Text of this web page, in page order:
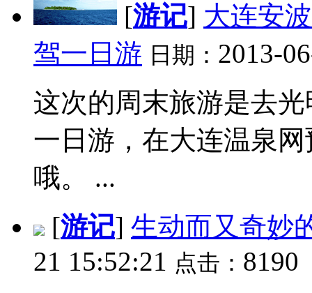
[游记] 大连安
驾一日游 日期： 2013-
这次的周末旅游是去
一日游，在大连温泉
哦。 ...
[游记] 生动而又奇妙
21 15:52:21 点击： 8190